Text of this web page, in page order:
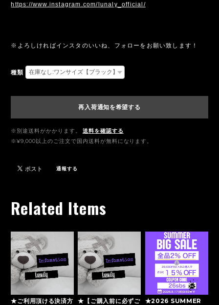
https://www.instagram.com/lunaly_official/
※よろしければインスタのいいね、フォローをお願い致します！
種類
再入荷通知を希望する
※別途送料がかかります。
送料を確認する
※¥9,000以上のご注文で国内送料が無料になります。
通報する
Related Items
★ご利用頂ける決済方
★【ご購入前に必ずご
★2026 SUMMER